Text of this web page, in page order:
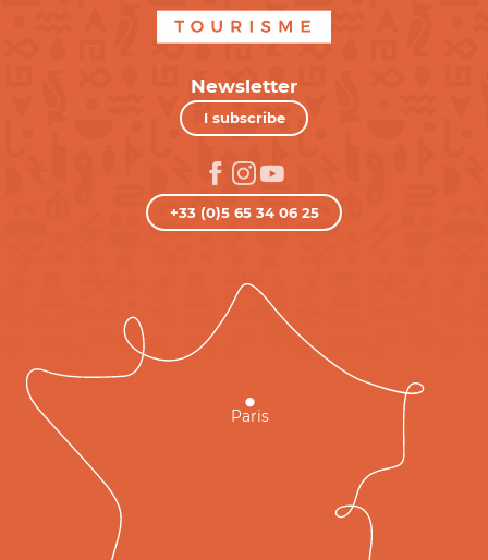
Newsletter
I subscribe
+33 (0)5 65 34 06 25
Paris